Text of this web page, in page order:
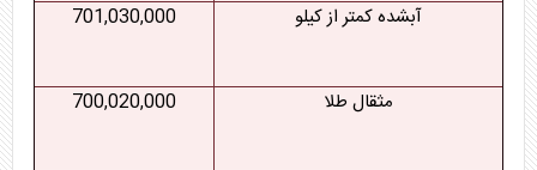
آبشده کمتر از کیلو 701,030,000
مثقال طلا 700,020,000